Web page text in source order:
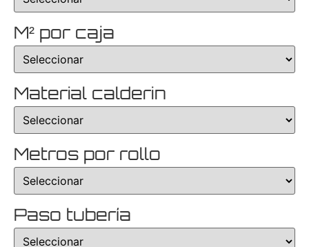
M² por caja
Material calderin
Metros por rollo
Paso tubería